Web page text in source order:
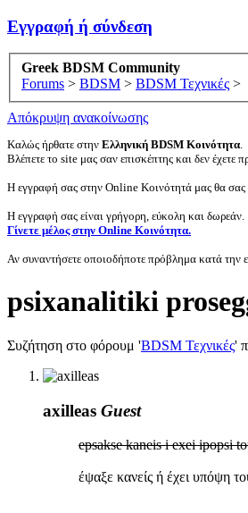
Εγγραφή ή σύνδεση
Greek BDSM Community
Forums > BDSM > BDSM Τεχνικές >
Απόκρυψη ανακοίνωσης
Καλώς ήρθατε στην Ελληνική BDSM Κοινότητα.
Βλέπετε το site μας σαν επισκέπτης και δεν έχετε
Η εγγραφή σας στην Online Κοινότητά μας θα σας
Η εγγραφή σας είναι γρήγορη, εύκολη και δωρεάν.
Γίνετε μέλος στην Online Κοινότητα.
Αν συναντήσετε οποιοδήποτε πρόβλημα κατά
psixanalitiki
Συζήτηση στο φόρουμ 'BDSM Τεχνικές'
axilleas Guest
epsakse kaneis i exei ipopsi
έψαξε κανείς ή έχει υπόψη